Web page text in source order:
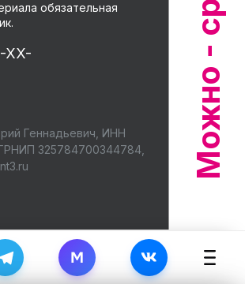
обязательная
XX-
Геннадьевич, ИНН
325784700344784,
M